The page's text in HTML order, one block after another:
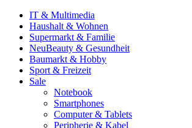
IT & Multimedia
Haushalt & Wohnen
Supermarkt & Familie
NeuBeauty & Gesundheit
Baumarkt & Hobby
Sport & Freizeit
Sale
Notebook
Smartphones
Computer & Tablets
Peripherie & Kabel